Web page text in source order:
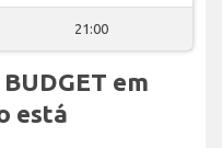
21:00
em
está